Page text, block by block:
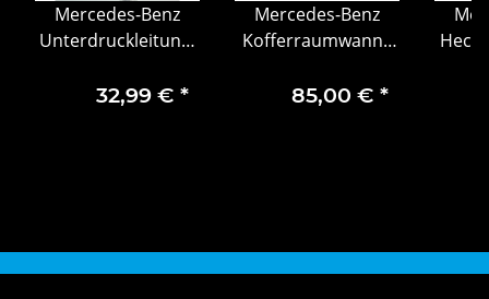
Mercedes-Benz
Unterdruckleitung,
32,99 € *
Mercedes-Benz
Kofferraumwanne
85,00 € *